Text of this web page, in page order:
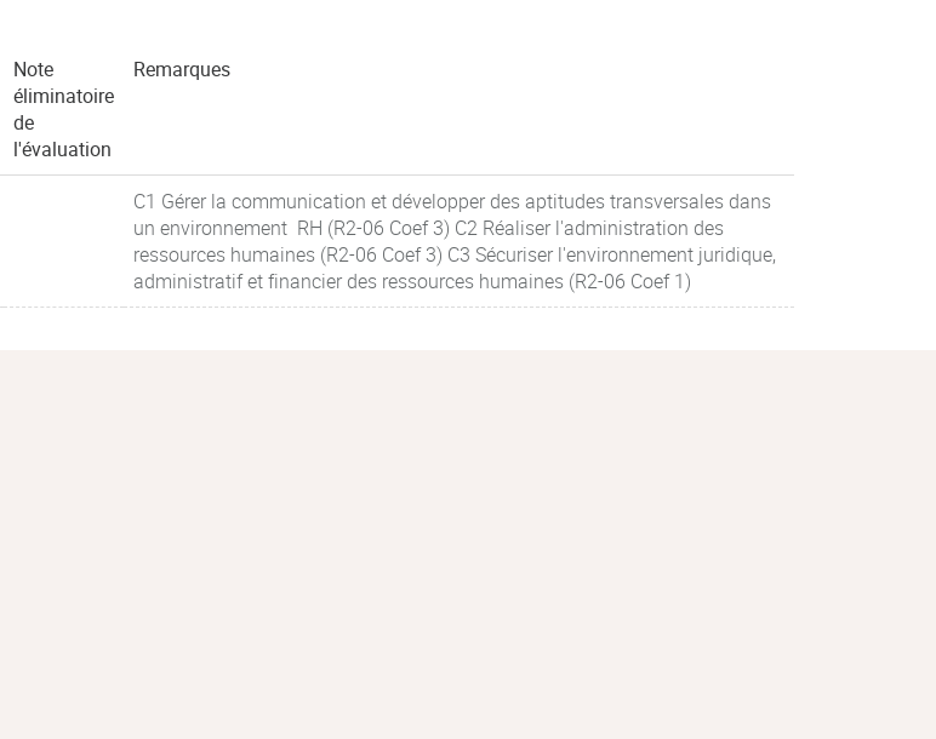
Note
éliminatoire
de
l'évaluation
Remarques
C1 Gérer la communication et développer des aptitudes transversales dans
un environnement RH (R2-06 Coef 3) C2 Réaliser l'administration des
ressources humaines (R2-06 Coef 3) C3 Sécuriser l'environnement juridique,
administratif et financier des ressources humaines (R2-06 Coef 1)